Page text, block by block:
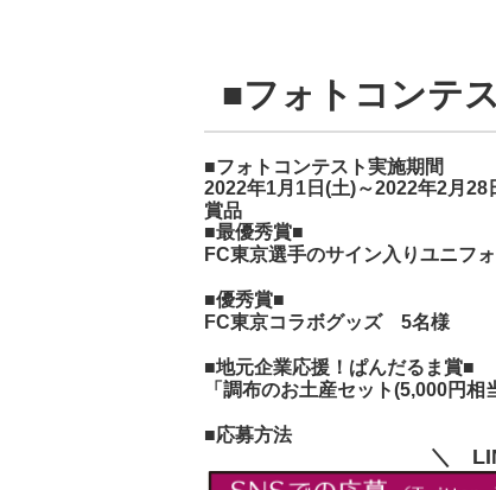
■フォトコンテ
■フォトコンテスト実施期間
2022年1月1日(土)～2022年2月28
賞品
■最優秀賞■
FC東京選手のサイン入りユニフ
■優秀賞■
FC東京コラボグッズ 5名様
■地元企業応援！ぱんだるま賞■
「調布のお土産セット(5,000円
■応募方法
＼